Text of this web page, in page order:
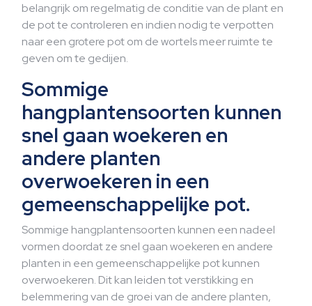
belangrijk om regelmatig de conditie van de plant en
de pot te controleren en indien nodig te verpotten
naar een grotere pot om de wortels meer ruimte te
geven om te gedijen.
Sommige
hangplantensoorten kunnen
snel gaan woekeren en
andere planten
overwoekeren in een
gemeenschappelijke pot.
Sommige hangplantensoorten kunnen een nadeel
vormen doordat ze snel gaan woekeren en andere
planten in een gemeenschappelijke pot kunnen
overwoekeren. Dit kan leiden tot verstikking en
belemmering van de groei van de andere planten,